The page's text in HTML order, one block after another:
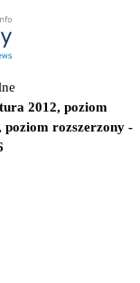
2012, poziom
rozszerzony -